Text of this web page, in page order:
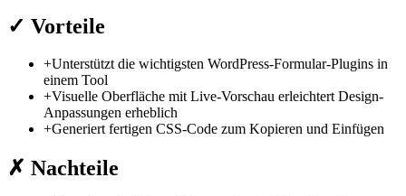
✓ Vorteile
+Unterstützt die wichtigsten WordPress-Formular-Plugins in
einem Tool
+Visuelle Oberfläche mit Live-Vorschau erleichtert Design-
Anpassungen erheblich
+Generiert fertigen CSS-Code zum Kopieren und Einfügen
✗ Nachteile